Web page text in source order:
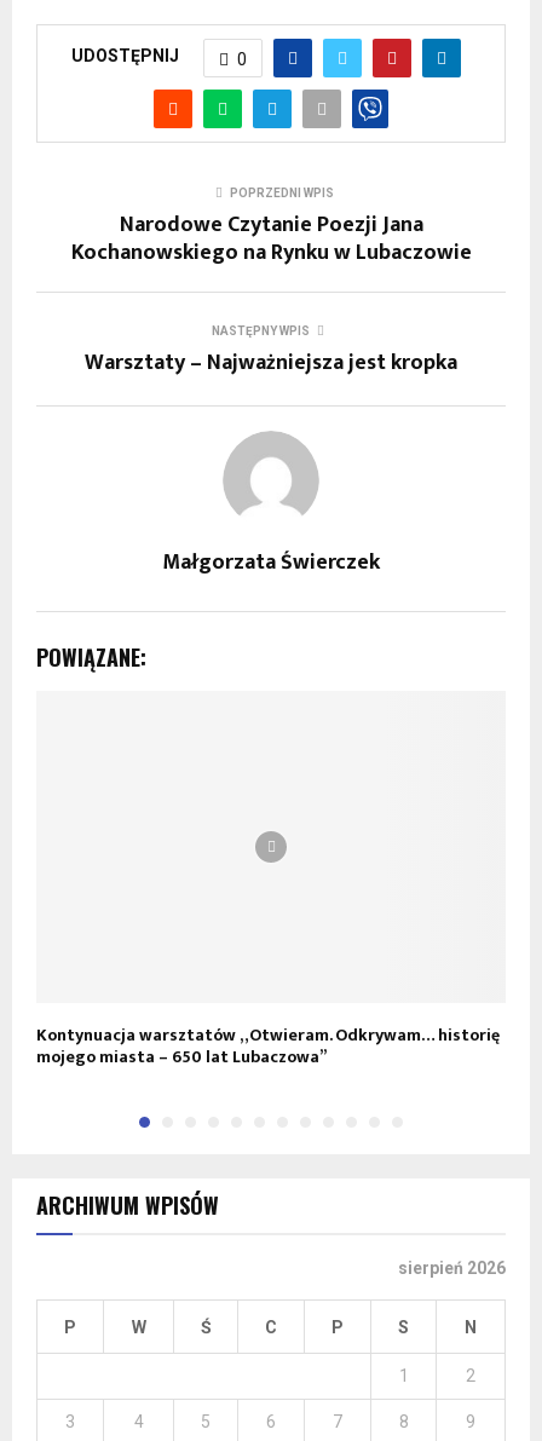
UDOSTĘPNIJ 0
POPRZEDNI WPIS
Narodowe Czytanie Poezji Jana
Kochanowskiego na Rynku w Lubaczowie
NASTĘPNY WPIS
Warsztaty – Najważniejsza jest kropka
Małgorzata Świerczek
POWIĄZANE:
Kontynuacja warsztatów „Otwieram. Odkrywam… historię
mojego miasta – 650 lat Lubaczowa”
ARCHIWUM WPISÓW
sierpień 2026
P W Ś C P S N
1 2
3 4 5 6 7 8 9